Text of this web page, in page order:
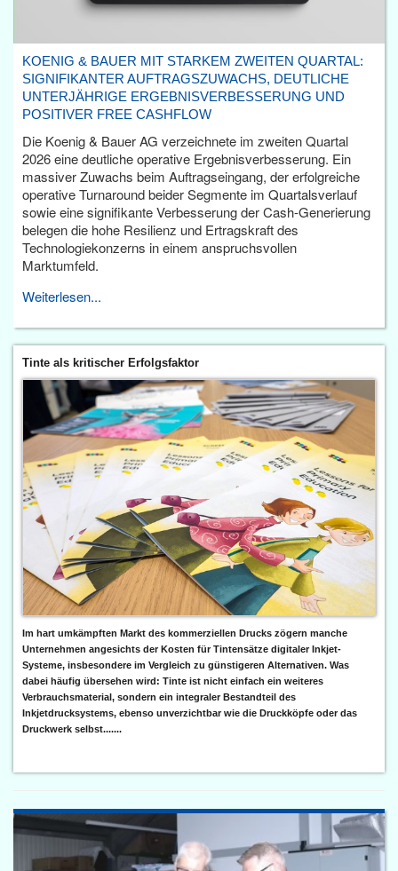
KOENIG & BAUER MIT STARKEM ZWEITEN QUARTAL:
SIGNIFIKANTER AUFTRAGSZUWACHS, DEUTLICHE
UNTERJÄHRIGE ERGEBNISVERBESSERUNG UND
POSITIVER FREE CASHFLOW
Die Koenig & Bauer AG verzeichnete im zweiten Quartal
2026 eine deutliche operative Ergebnisverbesserung. Ein
massiver Zuwachs beim Auftragseingang, der erfolgreiche
operative Turnaround beider Segmente im Quartalsverlauf
sowie eine signifikante Verbesserung der Cash-Generierung
belegen die hohe Resilienz und Ertragskraft des
Technologiekonzerns in einem anspruchsvollen
Marktumfeld.
Weiterlesen...
Tinte als kritischer Erfolgsfaktor
Im hart umkämpften Markt des kommerziellen Drucks zögern manche
Unternehmen angesichts der Kosten für Tintensätze digitaler Inkjet-
Systeme, insbesondere im Vergleich zu günstigeren Alternativen. Was
dabei häufig übersehen wird: Tinte ist nicht einfach ein weiteres
Verbrauchsmaterial, sondern ein integraler Bestandteil des
Inkjetdrucksystems, ebenso unverzichtbar wie die Druckköpfe oder das
Druckwerk selbst.......